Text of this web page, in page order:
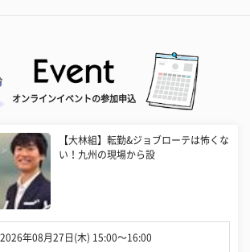
オンラインイベントの参加申込
【大林組】転勤&ジョブローテは怖くな
い！九州の現場から設
2026年08月27日(木) 15:00〜16:00